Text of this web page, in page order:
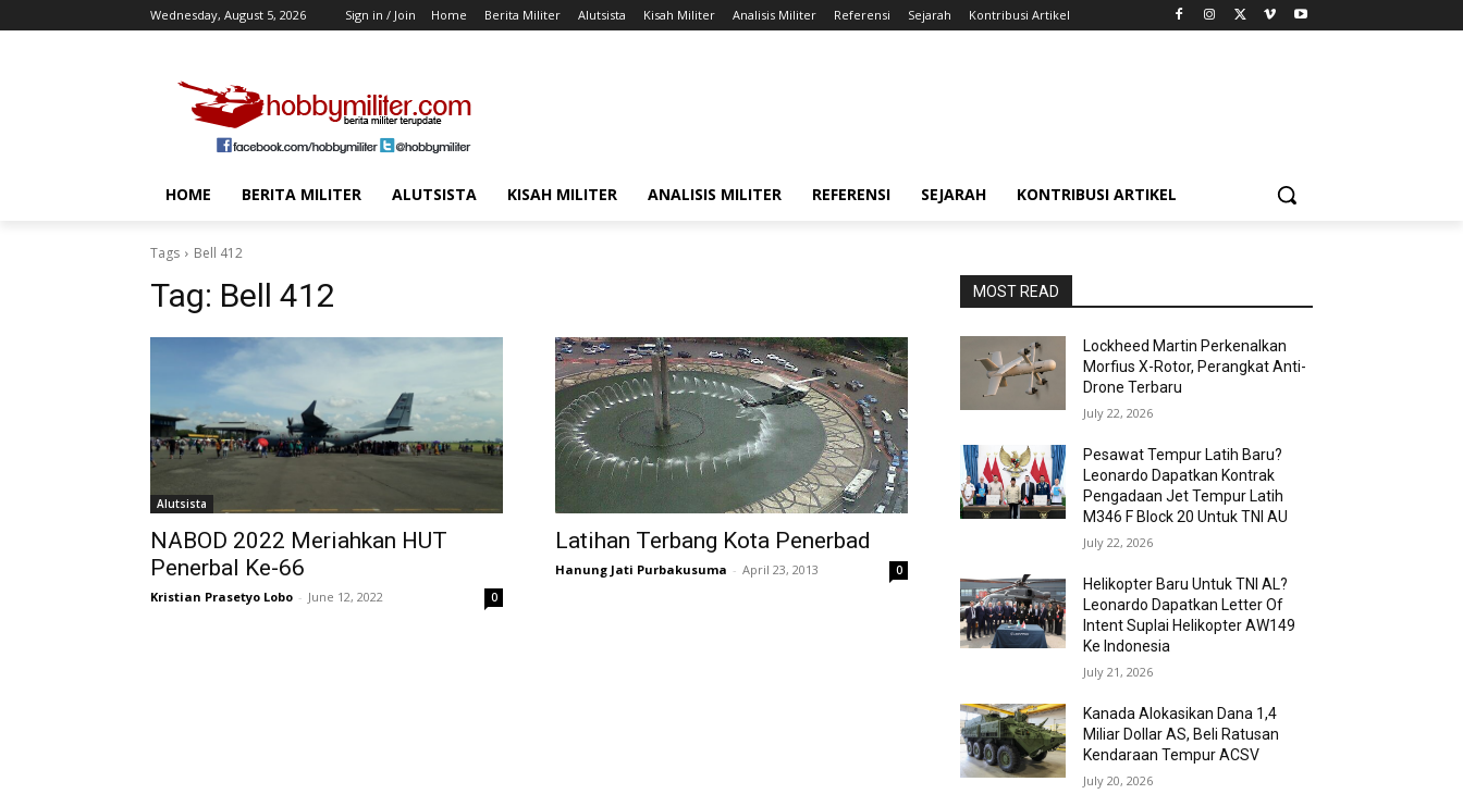
Wednesday, August 5, 2026 Sign in / Join Home Berita Militer Alutsista Kisah Militer Analisis Militer Referensi Sejarah Kontribusi Artikel
HOME BERITA MILITER ALUTSISTA KISAH MILITER ANALISIS MILITER REFERENSI SEJARAH KONTRIBUSI ARTIKEL
Tags Bell 412
Tag: Bell 412
Alutsista
NABOD 2022 Meriahkan HUT
Penerbal Ke-66
Kristian Prasetyo Lobo - June 12, 2022 0
Latihan Terbang Kota Penerbad
Hanung Jati Purbakusuma - April 23, 2013 0
MOST READ
Lockheed Martin Perkenalkan
Morfius X-Rotor, Perangkat Anti-
Drone Terbaru
July 22, 2026
Pesawat Tempur Latih Baru?
Leonardo Dapatkan Kontrak
Pengadaan Jet Tempur Latih
M346 F Block 20 Untuk TNI AU
July 22, 2026
Helikopter Baru Untuk TNI AL?
Leonardo Dapatkan Letter Of
Intent Suplai Helikopter AW149
Ke Indonesia
July 21, 2026
Kanada Alokasikan Dana 1,4
Miliar Dollar AS, Beli Ratusan
Kendaraan Tempur ACSV
July 20, 2026